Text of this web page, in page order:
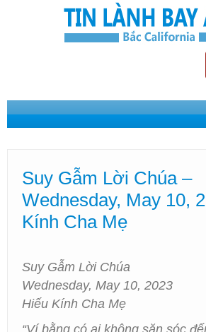
Home
Phát Thanh Tin Lành Bay Area
Các Hội Thánh Bắc California
Suy Gẫm Lời Chúa –
Wednesday, May 10,
Kính Cha Mẹ
Suy Gẫm Lời Chúa
Wednesday, May 10, 2023
Hiếu Kính Cha Mẹ
“Ví bằng có ai không săn sóc